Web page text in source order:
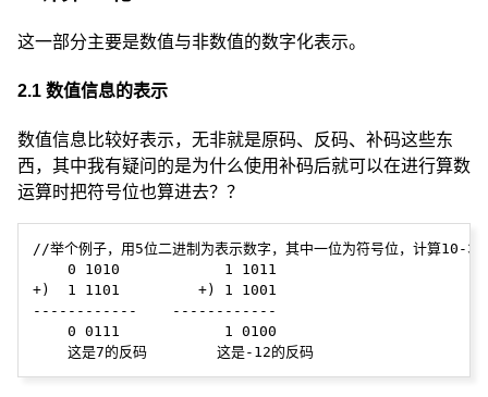
这一部分主要是数值与非数值的数字化表示。
2.1 数值信息的表示
数值信息比较好表示，无非就是原码、反码、补码这些东
西，其中我有疑问的是为什么使用补码后就可以在进行算数
运算时把符号位也算进去？？
//举个例子，用5位二进制为表示数字，其中一位为符号位，计算10-
    0 1010            1 1011
+)  1 1101         +) 1 1001
------------    ------------
    0 0111            1 0100